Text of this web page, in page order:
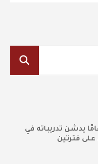
تحت 21 عامًا يدشن تدريباته في
على فترتين